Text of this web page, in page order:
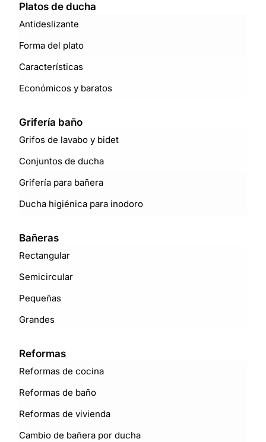
Platos de ducha
Antideslizante
Forma del plato
Características
Económicos y baratos
Grifería baño
Grifos de lavabo y bidet
Conjuntos de ducha
Grifería para bañera
Ducha higiénica para inodoro
Bañeras
Rectangular
Semicircular
Pequeñas
Grandes
Reformas
Reformas de cocina
Reformas de baño
Reformas de vivienda
Cambio de bañera por ducha